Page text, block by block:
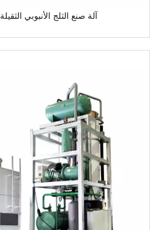
آلة صنع الثلج الأنبوبي الثقيلة ICESTA 40t